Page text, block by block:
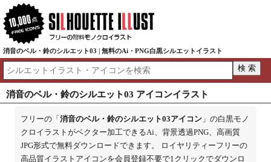
消音のベル・鈴のシルエット03 | 無料のAi・PNG白黒シルエットイラスト
消音のベル・鈴のシルエット03 アイコンイラスト
フリーの「 消音のベル・鈴のシルエット03アイコン」の白黒モノ
クロイラストがベクター加工できるAi、背景透過PNG、高画質
JPG形式で無料ダウンロードできます。 ロイヤリティーフリーの
高品質イラストアイコンを会員登録不要で1クリックでダウンロ